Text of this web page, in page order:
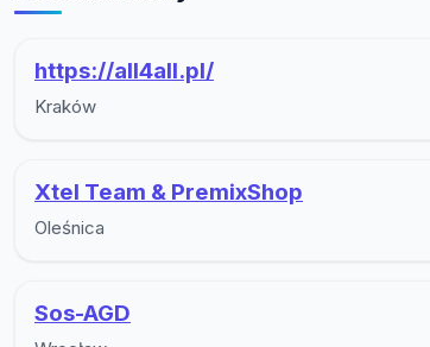
https://all4all.pl/
Kraków
Xtel Team & PremixShop
Oleśnica
Sos-AGD